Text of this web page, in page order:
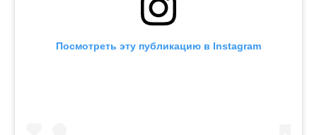
Посмотреть эту публикацию в Instagram